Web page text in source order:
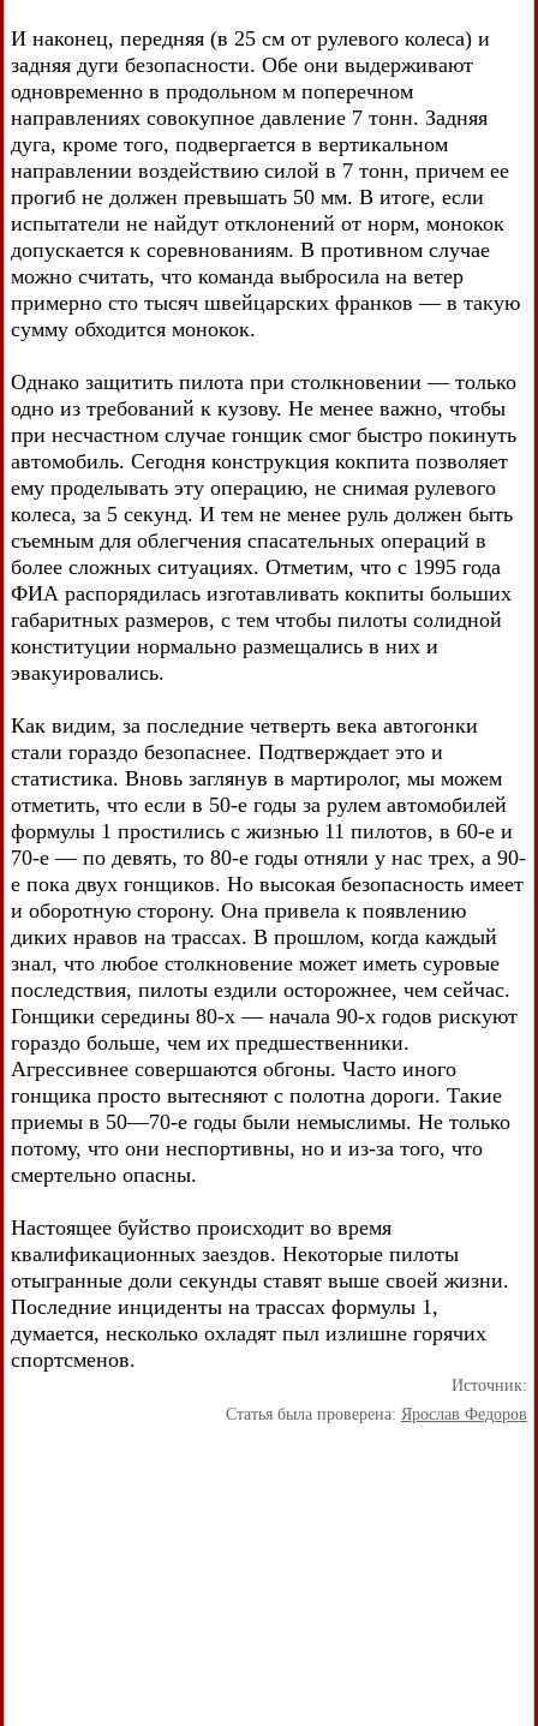
И наконец, передняя (в 25 см от рулевого колеса) и
задняя дуги безопасности. Обе они выдерживают
одновременно в продольном м поперечном
направлениях совокупное давление 7 тонн. Задняя
дуга, кроме того, подвергается в вертикальном
направлении воздействию силой в 7 тонн, причем ее
прогиб не должен превышать 50 мм. В итоге, если
испытатели не найдут отклонений от норм, монокок
допускается к соревнованиям. В противном случае
можно считать, что команда выбросила на ветер
примерно сто тысяч швейцарских франков — в такую
сумму обходится монокок.
Однако защитить пилота при столкновении — только
одно из требований к кузову. Не менее важно, чтобы
при несчастном случае гонщик смог быстро покинуть
автомобиль. Сегодня конструкция кокпита позволяет
ему проделывать эту операцию, не снимая рулевого
колеса, за 5 секунд. И тем не менее руль должен быть
съемным для облегчения спасательных операций в
более сложных ситуациях. Отметим, что с 1995 года
ФИА распорядилась изготавливать кокпиты больших
габаритных размеров, с тем чтобы пилоты солидной
конституции нормально размещались в них и
эвакуировались.
Как видим, за последние четверть века автогонки
стали гораздо безопаснее. Подтверждает это и
статистика. Вновь заглянув в мартиролог, мы можем
отметить, что если в 50-е годы за рулем автомобилей
формулы 1 простились с жизнью 11 пилотов, в 60-е и
70-е — по девять, то 80-е годы отняли у нас трех, а 90-
е пока двух гонщиков. Но высокая безопасность имеет
и оборотную сторону. Она привела к появлению
диких нравов на трассах. В прошлом, когда каждый
знал, что любое столкновение может иметь суровые
последствия, пилоты ездили осторожнее, чем сейчас.
Гонщики середины 80-х — начала 90-х годов рискуют
гораздо больше, чем их предшественники.
Агрессивнее совершаются обгоны. Часто иного
гонщика просто вытесняют с полотна дороги. Такие
приемы в 50—70-е годы были немыслимы. Не только
потому, что они неспортивны, но и из-за того, что
смертельно опасны.
Настоящее буйство происходит во время
квалификационных заездов. Некоторые пилоты
отыгранные доли секунды ставят выше своей жизни.
Последние инциденты на трассах формулы 1,
думается, несколько охладят пыл излишне горячих
спортсменов.
Источник:
Статья была проверена: Ярослав Федоров